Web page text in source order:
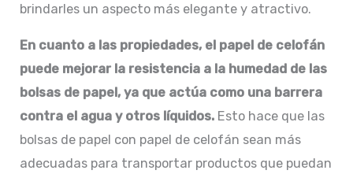
brindarles un aspecto más elegante y atractivo.
En cuanto a las propiedades, el papel de celofán
puede mejorar la resistencia a la humedad de las
bolsas de papel, ya que actúa como una barrera
contra el agua y otros líquidos. Esto hace que las
bolsas de papel con papel de celofán sean más
adecuadas para transportar productos que puedan